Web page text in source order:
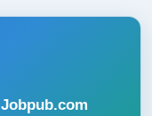
Jobpub.com